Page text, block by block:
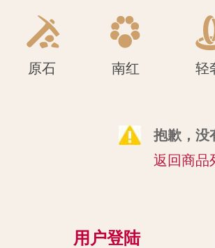
原石 南红 轻
抱歉，没
返回商品
用户登陆